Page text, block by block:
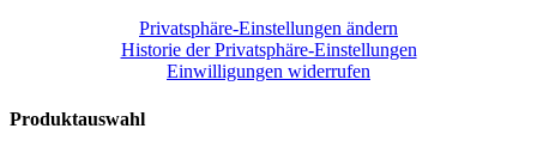
Privatsphäre-Einstellungen ändern
Historie der Privatsphäre-Einstellungen
Einwilligungen widerrufen
Produktauswahl